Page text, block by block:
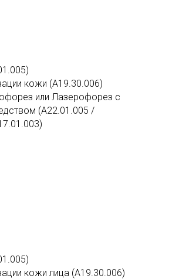
кожи (А19.30.006)
или Лазерофорез с
(А22.01.005 /
кожи лица (А19.30.006)